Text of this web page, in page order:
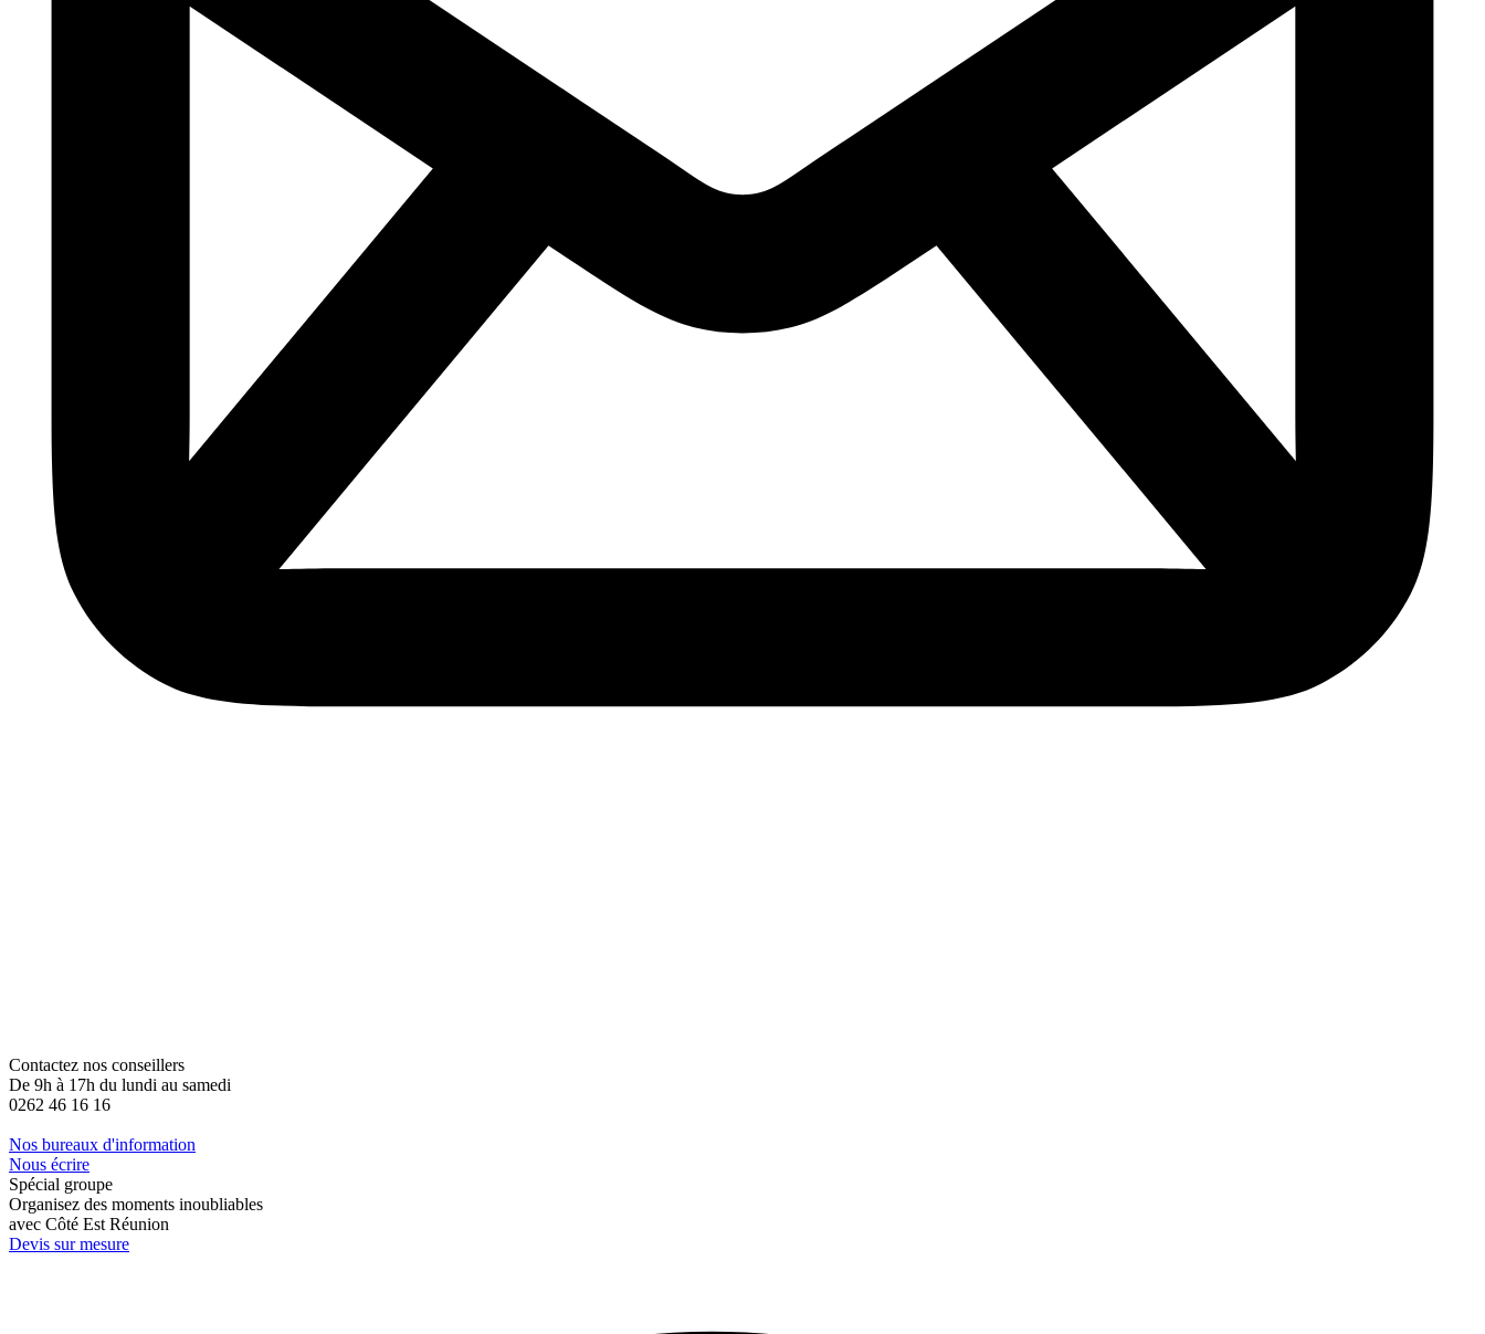
Contactez nos conseillers
De 9h à 17h du lundi au samedi
0262 46 16 16
Nos bureaux d'information
Nous écrire
Spécial groupe
Organisez des moments inoubliables
avec Côté Est Réunion
Devis sur mesure